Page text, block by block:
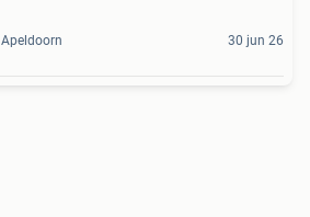
Apeldoorn 30 jun 26